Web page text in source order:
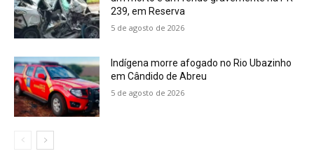
239, em Reserva
5 de agosto de 2026
Indígena morre afogado no Rio Ubazinho
em Cândido de Abreu
5 de agosto de 2026